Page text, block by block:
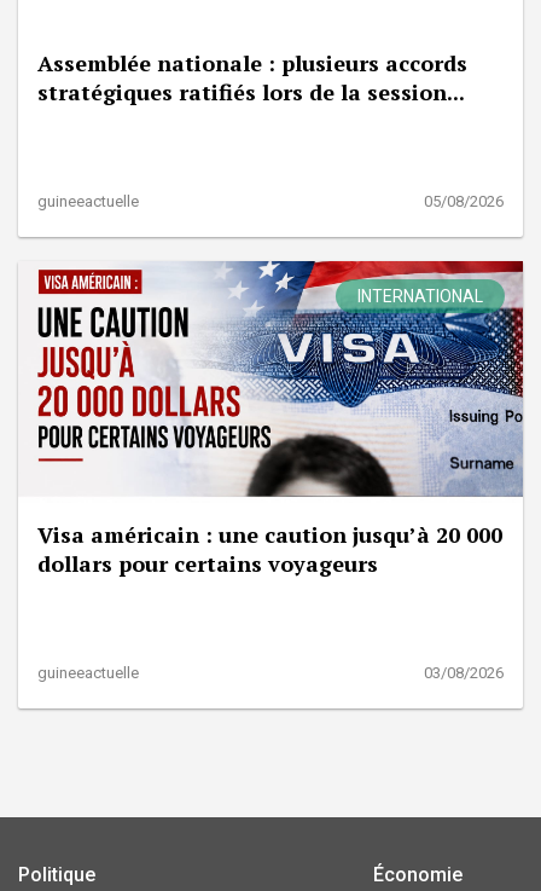
Assemblée nationale : plusieurs accords
stratégiques ratifiés lors de la session...
guineeactuelle 05/08/2026
INTERNATIONAL
Visa américain : une caution jusqu’à 20 000
dollars pour certains voyageurs
guineeactuelle 03/08/2026
Politique Économie